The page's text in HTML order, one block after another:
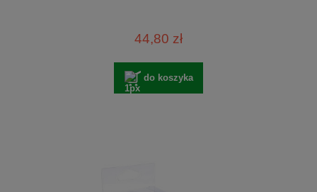
44,80 zł
do koszyka